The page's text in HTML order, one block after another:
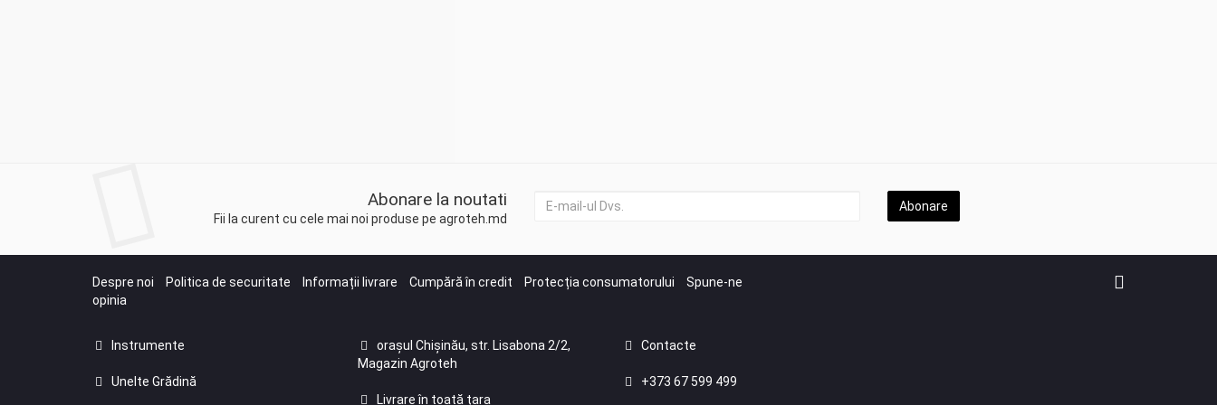
Abonare la noutati
Fii la curent cu cele mai noi produse pe agroteh.md
Abonare
Despre noi Politica de securitate Informații livrare Cumpără în credit Protecția consumatorului
Spune-ne
opinia
Instrumente
Unelte Grădină
orașul Chișinău, str. Lisabona 2/2,
Magazin Agroteh
Livrare în toată țara
Contacte
+373 67 599 499